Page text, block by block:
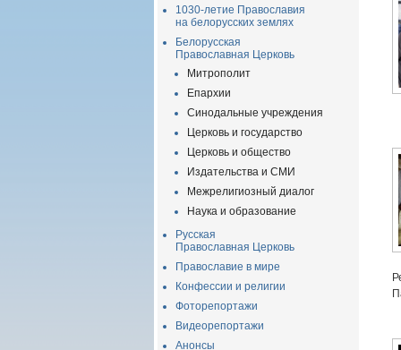
1030-летие Православия
на белорусских землях
Белорусская
Православная Церковь
Митрополит
Епархии
Синодальные учреждения
Церковь и государство
Церковь и общество
Издательства и СМИ
Межрелигиозный диалог
Наука и образование
Русская
Православная Церковь
Православие в мире
Конфессии и религии
Фоторепортажи
Видеорепортажи
Анонсы